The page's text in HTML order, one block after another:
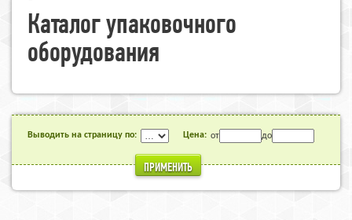
Каталог упаковочного
оборудования
Выводить на страницу по: Цена: от до
ПРИМЕНИТЬ